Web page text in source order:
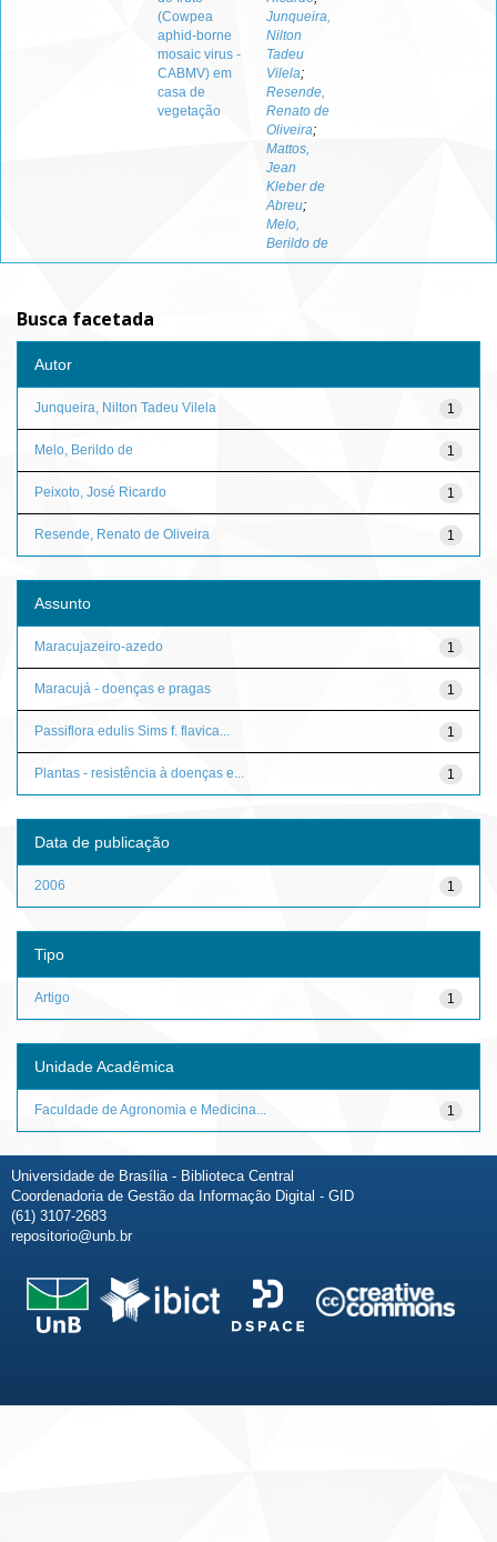
(Cowpea
aphid-borne
mosaic virus -
CABMV) em
casa de
vegetação
Junqueira,
Nilton
Tadeu
Vilela;
Resende,
Renato de
Oliveira;
Mattos,
Jean
Kleber de
Abreu;
Melo,
Berildo de
Busca facetada
Autor
1
Junqueira, Nilton Tadeu Vilela
1
Melo, Berildo de
1
Peixoto, José Ricardo
1
Resende, Renato de Oliveira
Assunto
1
Maracujazeiro-azedo
1
Maracujá - doenças e pragas
1
Passiflora edulis Sims f. flavica...
1
Plantas - resistência à doenças e...
Data de publicação
1
2006
Tipo
1
Artigo
Unidade Acadêmica
1
Faculdade de Agronomia e Medicina...
Universidade de Brasília - Biblioteca Central
Coordenadoria de Gestão da Informação Digital - GID
(61) 3107-2683
repositorio@unb.br